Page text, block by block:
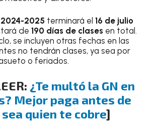
2025 terminará el16 de julio
de190 días de clases en total.
se incluyen otras fechas en las
no tendrán clases, ya sea por
o feriados.
¿Te multó la GN en
Mejor paga antes de
sea quien te cobre]